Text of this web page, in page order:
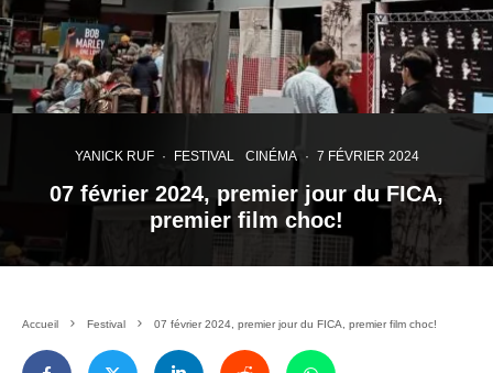
YANICK RUF · FESTIVAL CINÉMA · 7 FÉVRIER 2024
07 février 2024, premier jour du FICA,
premier film choc!
Accueil Festival 07 février 2024, premier jour du FICA, premier film choc!